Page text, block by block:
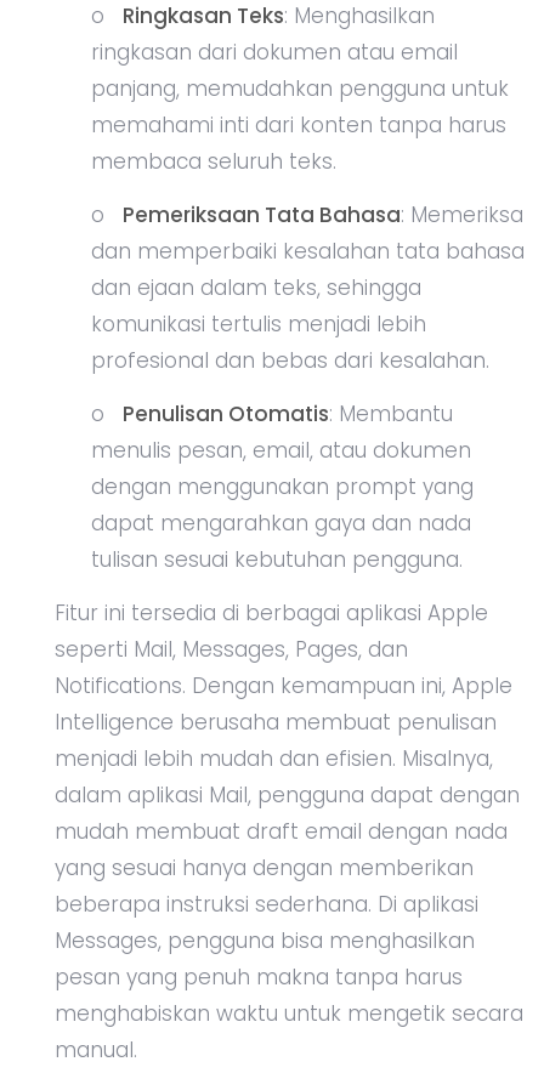
o Ringkasan Teks: Menghasilkan
ringkasan dari dokumen atau email
panjang, memudahkan pengguna untuk
memahami inti dari konten tanpa harus
membaca seluruh teks.
o Pemeriksaan Tata Bahasa: Memeriksa
dan memperbaiki kesalahan tata bahasa
dan ejaan dalam teks, sehingga
komunikasi tertulis menjadi lebih
profesional dan bebas dari kesalahan.
o Penulisan Otomatis: Membantu
menulis pesan, email, atau dokumen
dengan menggunakan prompt yang
dapat mengarahkan gaya dan nada
tulisan sesuai kebutuhan pengguna.
Fitur ini tersedia di berbagai aplikasi Apple
seperti Mail, Messages, Pages, dan
Notifications. Dengan kemampuan ini, Apple
Intelligence berusaha membuat penulisan
menjadi lebih mudah dan efisien. Misalnya,
dalam aplikasi Mail, pengguna dapat dengan
mudah membuat draft email dengan nada
yang sesuai hanya dengan memberikan
beberapa instruksi sederhana. Di aplikasi
Messages, pengguna bisa menghasilkan
pesan yang penuh makna tanpa harus
menghabiskan waktu untuk mengetik secara
manual.